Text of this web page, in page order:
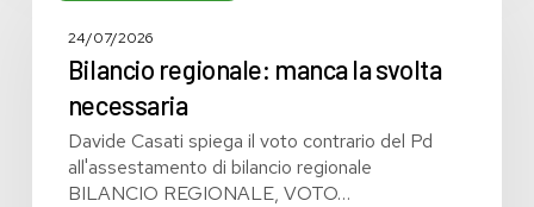
svolta
24/07/2026
Bilancio regionale: manca la svolta
necessaria
Davide Casati spiega il voto contrario del Pd
all'assestamento di bilancio regionale
BILANCIO REGIONALE, VOTO…